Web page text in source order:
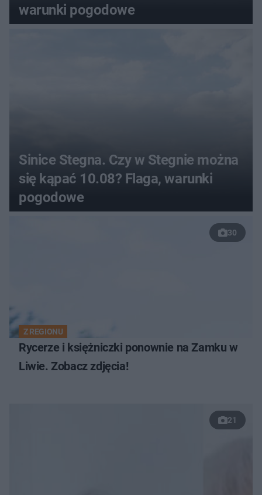
warunki pogodowe
Sinice Stegna. Czy w Stegnie można
się kąpać 10.08? Flaga, warunki
pogodowe
30
Z REGIONU
Rycerze i księżniczki ponownie na Zamku w
Liwie. Zobacz zdjęcia!
21